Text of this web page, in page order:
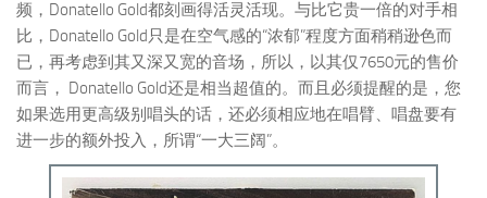
频，Donatello Gold都刻画得活灵活现。与比它贵一倍的对手相
比，Donatello Gold只是在空气感的“浓郁”程度方面稍稍逊色而
已，再考虑到其又深又宽的音场，所以，以其仅7650元的售价
而言， Donatello Gold还是相当超值的。而且必须提醒的是，您
如果选用更高级别唱头的话，还必须相应地在唱臂、唱盘要有
进一步的额外投入，所谓“一大三阔”。